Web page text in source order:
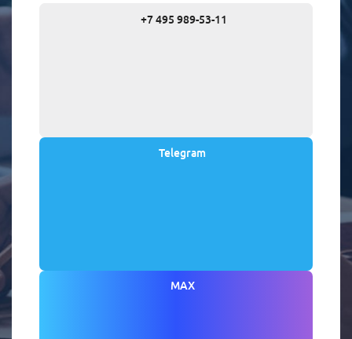
+7 495 989-53-11
Telegram
MAX